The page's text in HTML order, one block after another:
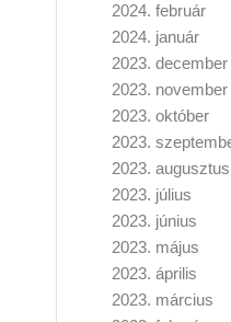
2024. február
2024. január
2023. december
2023. november
2023. október
2023.
2023. augusztus
2023. július
2023. június
2023. május
2023. április
2023. március